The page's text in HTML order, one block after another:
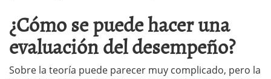
¿Cómo se puede hacer una
evaluación del desempeño?
Sobre la teoría puede parecer muy complicado, pero la